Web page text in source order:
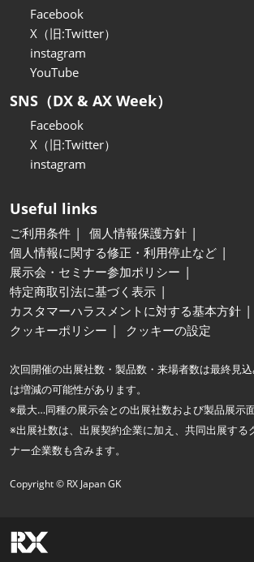
Facebook
X（旧:Twitter）
instagram
YouTube
SNS（DX & AX Week）
Facebook
X（旧:Twitter）
instagram
Useful links
ご利用条件
個人情報保護方針
個人情報に関する修正・利用停止など
展示会・セミナー参加ポリシー
特定商取引法に基づく表示
カスタマーハラスメントに対する基本方針
クッキーポリシー
クッキーの設定
次回開催の出展社数・製品数・来場者数は最終見
は増減の可能性があります。
※最大…同種の展示会との出展社数および製品展示面
※出展社数は、出展契約企業に加え、共同出展する
ナー企業数も含みます。
Copyright © RX Japan GK